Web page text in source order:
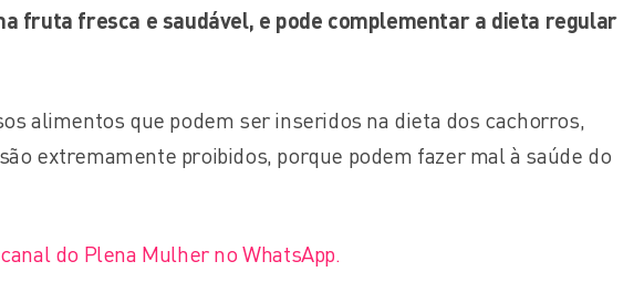
fruta fresca e saudável, e pode complementar a dieta regular
alimentos que podem ser inseridos na dieta dos cachorros,
extremamente proibidos, porque podem fazer mal à saúde do
do Plena Mulher no WhatsApp.